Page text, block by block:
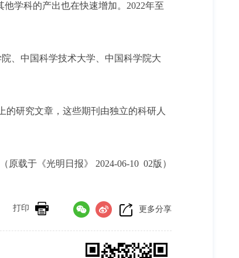
学科的产出也在快速增加。2022年至
、中国科学技术大学、中国科学院大
研究文章，这些期刊由独立的科研人
（原载于《光明日报》 2024-06-10 02版）
更多分享
打印